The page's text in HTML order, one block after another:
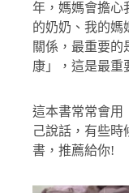
年，媽媽會擔心
的奶奶、我的媽
關係，最重要的
康」，這是最重
這本書常常會用
己說話，有些時
書，推薦給你!